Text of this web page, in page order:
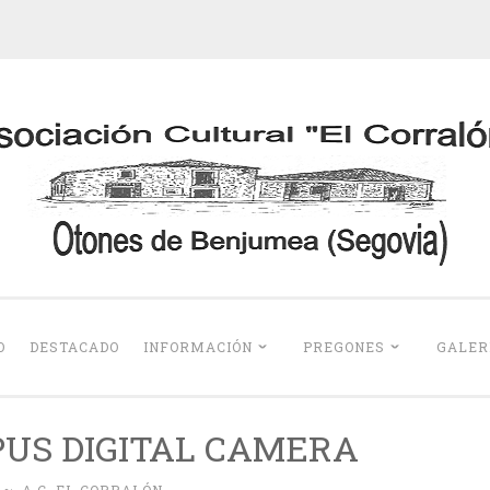
DESTACADO INFORMACIÓN PREGONES
DIGITAL CAMERA